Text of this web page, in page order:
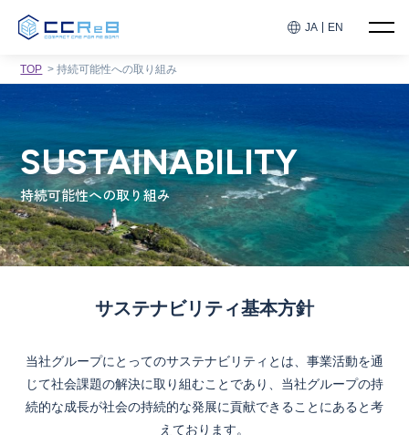
JA EN
TOP 持続可能性への取り組み
SUSTAINABILITY
持続可能性への取り組み
​サステナビリティ基本方針
当社グループにとってのサステナビリティとは、事業活動を通
じて社会課題の解決に取り組むことであり、 当社グループの持
続的な成長が社会の持続的な発展に貢献できることにあると考
えております。​